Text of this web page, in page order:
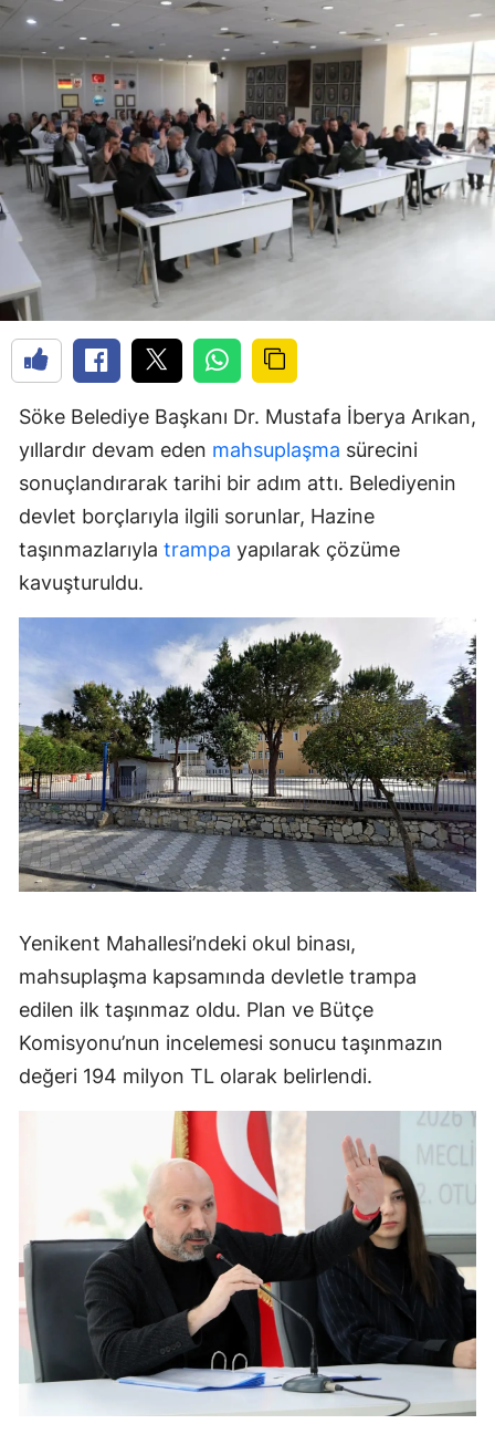
Söke Belediye Başkanı Dr. Mustafa İberya Arıkan,
yıllardır devam eden mahsuplaşma sürecini
sonuçlandırarak tarihi bir adım attı. Belediyenin
devlet borçlarıyla ilgili sorunlar, Hazine
taşınmazlarıyla trampa yapılarak çözüme
kavuşturuldu.
Yenikent Mahallesi’ndeki okul binası,
mahsuplaşma kapsamında devletle trampa
edilen ilk taşınmaz oldu. Plan ve Bütçe
Komisyonu’nun incelemesi sonucu taşınmazın
değeri 194 milyon TL olarak belirlendi.